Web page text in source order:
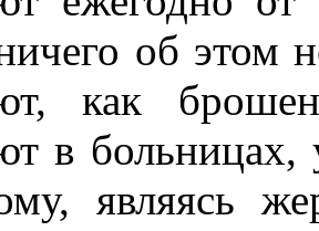
об этом
как
в
являясь